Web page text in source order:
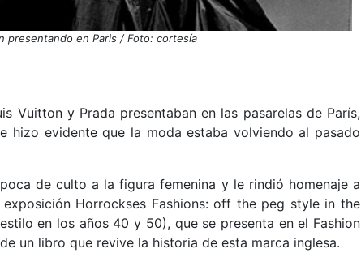
presentando en Paris / Foto: cortesía
Vuitton y Prada presentaban en las pasarelas de París,
hizo evidente que la moda estaba volviendo al pasado
de culto a la figura femenina y le rindió homenaje a
Horrockses Fashions: off the peg style in the
en los años 40 y 50), que se presenta en el Fashion
un libro que revive la historia de esta marca inglesa.